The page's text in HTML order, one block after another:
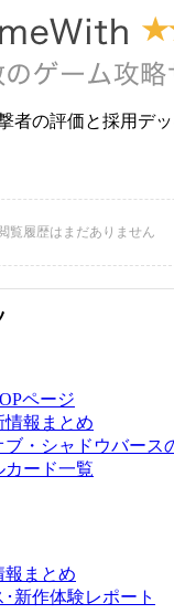
者の評価と採用デ
ページ
情報まとめ
ブ・シャドウバース
カード一覧
報まとめ
新作体験レポート